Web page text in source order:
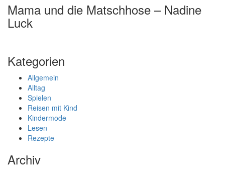
Mama und die Matschhose – Nadine
Luck
Kategorien
Allgemein
Alltag
Spielen
Reisen mit Kind
Kindermode
Lesen
Rezepte
Archiv